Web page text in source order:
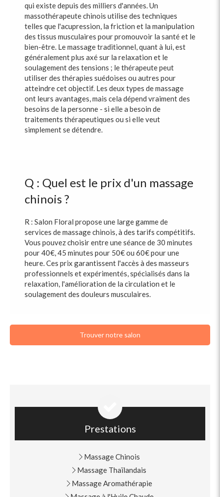
qui existe depuis des milliers d'années. Un
massothérapeute chinois utilise des techniques
telles que l'acupression, la friction et la manipulation
des tissus musculaires pour promouvoir la santé et le
bien-être. Le massage traditionnel, quant à lui, est
généralement plus axé sur la relaxation et le
soulagement des tensions ; le thérapeute peut
utiliser des thérapies suédoises ou autres pour
atteindre cet objectif. Les deux types de massage
ont leurs avantages, mais cela dépend vraiment des
besoins de la personne - si elle a besoin de
traitements thérapeutiques ou si elle veut
simplement se détendre.
Q : Quel est le prix d'un massage
chinois ?
R : Salon Floral propose une large gamme de
services de massage chinois, à des tarifs compétitifs.
Vous pouvez choisir entre une séance de 30 minutes
pour 40€, 45 minutes pour 50€ ou 60€ pour une
heure. Ces prix garantissent l'accès à des masseurs
professionnels et expérimentés, spécialisés dans la
relaxation, l'amélioration de la circulation et le
soulagement des douleurs musculaires.
Trouver notre salon
Prestations
Massage Chinois
Massage Thaïlandais
Massage Aromathérapie